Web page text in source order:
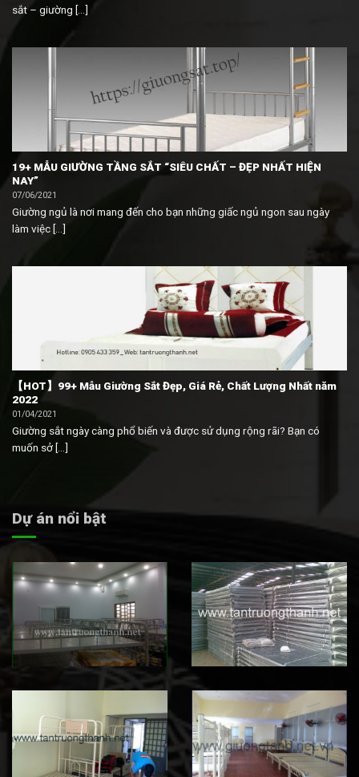
sắt – giường [...]
19+ MẪU GIƯỜNG TẦNG SẮT “SIÊU CHẤT – ĐẸP NHẤT HIỆN
NAY”
07/06/2021
Giường ngủ là nơi mang đến cho bạn những giấc ngủ ngon sau ngày
làm việc [...]
【HOT】99+ Mẫu Giường Sắt Đẹp, Giá Rẻ, Chất Lượng Nhất năm
2022
01/04/2021
Giường sắt ngày càng phổ biến và được sử dụng rộng rãi? Bạn có
muốn sở [...]
Dự án nổi bật